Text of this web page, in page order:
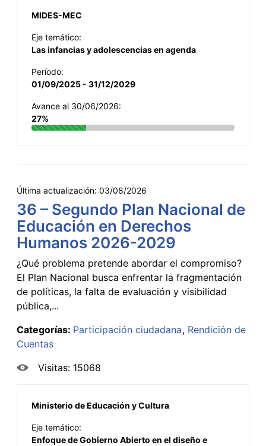
MIDES-MEC
Eje temático:
Las infancias y adolescencias en agenda
Período:
01/09/2025 - 31/12/2029
Avance al 30/06/2026:
27%
Última actualización: 03/08/2026
36 – Segundo Plan Nacional de
Educación en Derechos
Humanos 2026-2029
¿Qué problema pretende abordar el compromiso?
El Plan Nacional busca enfrentar la fragmentación
de políticas, la falta de evaluación y visibilidad
pública,...
Categorías: Participación ciudadana Rendición de
Cuentas
Visitas: 15068
Ministerio de Educación y Cultura
Eje temático:
Enfoque de Gobierno Abierto en el diseño e